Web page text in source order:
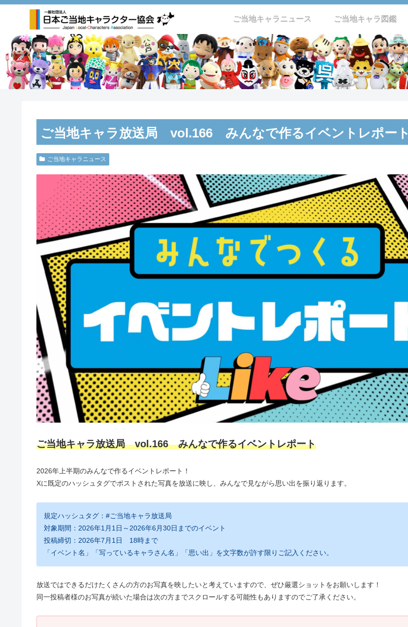
ご当地キャラニュース ご当地キャラ図鑑
ご当地キャラ放送局 vol.166 みんなで作るイベントレポート
ご当地キャラニュース
ご当地キャラ放送局 vol.166 みんなで作るイベントレポート
2026年上半期のみんなで作るイベントレポート！
Xに既定のハッシュタグでポストされた写真を放送に映し、みんなで見ながら思い出を振り返ります。
規定ハッシュタグ：#ご当地キャラ放送局
対象期間：2026年1月1日～2026年6月30日までのイベント
投稿締切：2026年7月1日 18時まで
「イベント名」「写っているキャラさん名」「思い出」を文字数が許す限りご記入ください。
放送ではできるだけたくさんの方のお写真を映したいと考えていますので、ぜひ厳選ショットをお願いします！
同一投稿者様のお写真が続いた場合は次の方までスクロールする可能性もありますのでご了承ください。